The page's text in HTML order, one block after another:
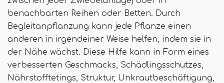
benachbarten Reihen oder Betten. Durch
Begleitanpflanzung kann jede Pflanze einen
anderen in irgendeiner Weise helfen, indem sie in
der Nähe wächst. Diese Hilfe kann in Form eines
verbesserten Geschmacks, Schädlingsschutzes,
Nährstofftetings, Struktur, Unkrautbeschäftigung,